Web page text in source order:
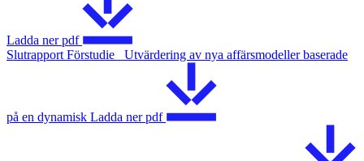
Ladda nerpdf
Slutrapport Förstudie_ Utvärdering av nya affärsmodeller baserade
på en dynamisk Ladda nerpdf